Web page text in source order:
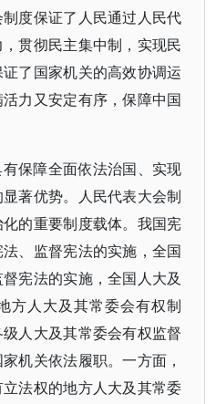
度保证了人民通过人民代
贯彻民主集中制，实现民
了国家机关的高效协调运
力又安定有序，保障中国
保障全面依法治国、实现
著优势。人民代表大会制
的重要制度载体。我国宪
、监督宪法的实施，全国
宪法的实施，全国人大及
方人大及其常委会有权制
人大及其常委会有权监督
机关依法履职。一方面，
法权的地方人大及其常委